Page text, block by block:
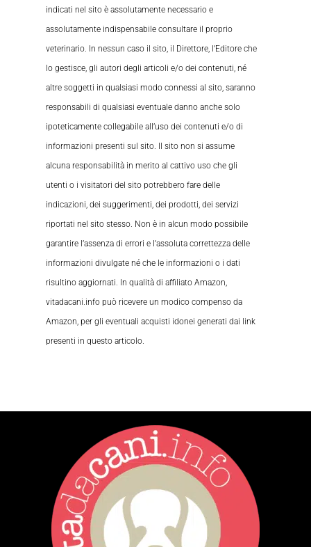
indicati nel sito è assolutamente necessario e
assolutamente indispensabile consultare il proprio
veterinario. In nessun caso il sito, il Direttore, l’Editore che
lo gestisce, gli autori degli articoli e/o dei contenuti, né
altre soggetti in qualsiasi modo connessi al sito, saranno
responsabili di qualsiasi eventuale danno anche solo
ipoteticamente collegabile all’uso dei contenuti e/o di
informazioni presenti sul sito. Il sito non si assume
alcuna responsabilità in merito al cattivo uso che gli
utenti o i visitatori del sito potrebbero fare delle
indicazioni, dei suggerimenti, dei prodotti, dei servizi
riportati nel sito stesso. Non è in alcun modo possibile
garantire l’assenza di errori e l’assoluta correttezza delle
informazioni divulgate né che le informazioni o i dati
risultino aggiornati. In qualità di affiliato Amazon,
vitadacani.info può ricevere un modico compenso da
Amazon, per gli eventuali acquisti idonei generati dai link
presenti in questo articolo.